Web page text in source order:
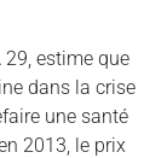
29, estime que
dans la crise
une santé
2013, le prix